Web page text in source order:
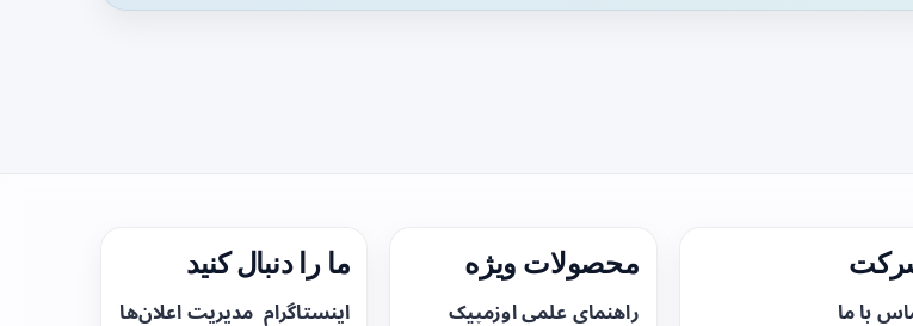
با ما
محصولات ویژه
راهنمای علمی اوزمپیک
ما را دنبال کنید
اینستاگرام مدیریت اعلان‌ها